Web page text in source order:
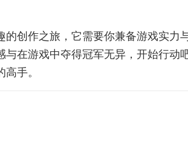
创作之旅，它需要你兼备游戏实力
在游戏中夺得冠军无异，开始行动
手。